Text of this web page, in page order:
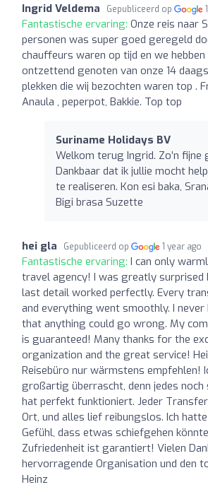
Ingrid Veldema Gepubliceerd op
Fantastische ervaring: Onze reis naar
personen was super goed geregeld
chauffeurs waren op tijd en we
ontzettend genoten van onze 14
plekken die wij bezochten waren top .
Anaula , peperpot, Bakkie. Top top
Suriname Holidays BV
Welkom terug Ingrid. Zo’n fijne
Dankbaar dat ik jullie mocht
te realiseren. Kon esi baka,
Bigi brasa Suzette
hei gla Gepubliceerd op 1 year ago
Fantastische ervaring: I can only
travel agency! I was greatly surprised
last detail worked perfectly. Every
and everything went smoothly. I never
that anything could go wrong. My
is guaranteed! Many thanks for the
organization and the great service!
Reisebüro nur wärmstens empfehlen!
großartig überrascht, denn jedes noch
hat perfekt funktioniert. Jeder
Ort, und alles lief reibungslos. Ich
Gefühl, dass etwas schiefgehen
Zufriedenheit ist garantiert! Vielen
hervorragende Organisation und den
Heinz